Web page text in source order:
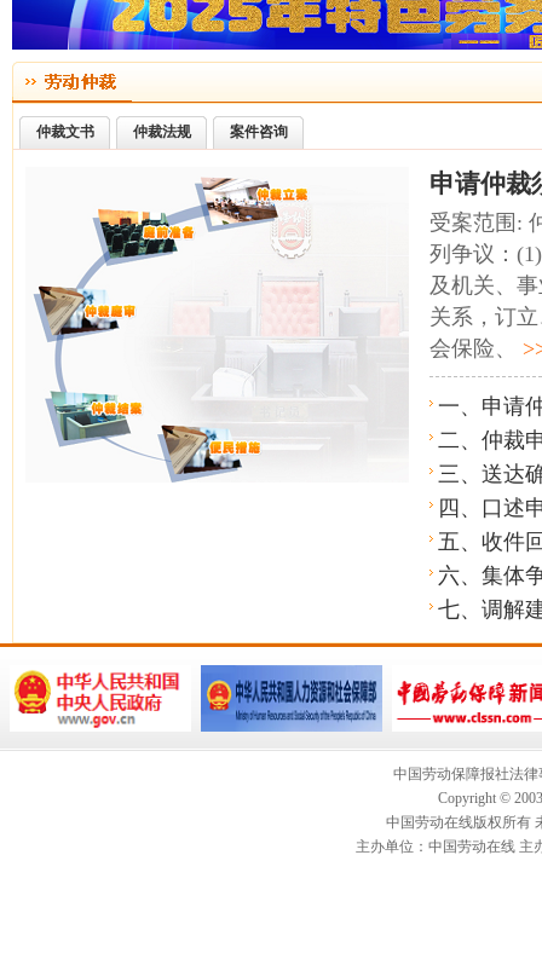
仲裁文书 仲裁法规 案件咨询
申请仲裁
受案范围:
列争议：
及机关、
关系，订
会保险、
一、申请
二、仲裁
三、送达
四、口述
五、收件
六、集体
七、调解
中国劳动保障报社法
Copyright ©
中国劳动在线版权所有
主办单位：中国劳动在线 主